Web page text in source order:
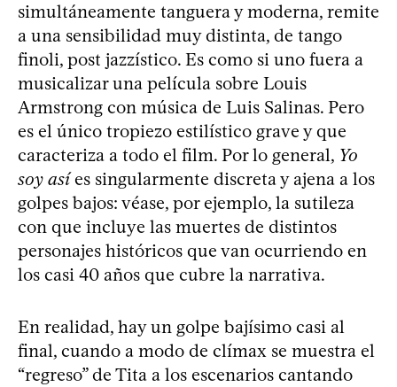
simultáneamente tanguera y moderna, remite
a una sensibilidad muy distinta, de tango
finoli, post jazzístico. Es como si uno fuera a
musicalizar una película sobre Louis
Armstrong con música de Luis Salinas. Pero
es el único tropiezo estilístico grave y que
caracteriza a todo el film. Por lo general, Yo
soy asíes singularmente discreta y ajena a los
golpes bajos: véase, por ejemplo, la sutileza
con que incluye las muertes de distintos
personajes históricos que van ocurriendo en
los casi 40 años que cubre la narrativa.
En realidad, hay un golpe bajísimo casi al
final, cuando a modo de clímax se muestra el
“regreso” de Tita a los escenarios cantando